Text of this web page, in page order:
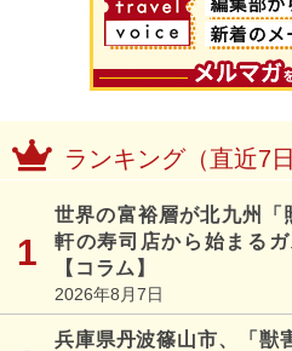
ランキング（直近7日
世界の富裕層が北九州「
軒の寿司店から始まる
【コラム】
2026年8月7日
兵庫県丹波篠山市、「獣